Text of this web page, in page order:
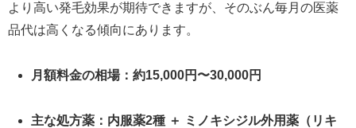
より高い発毛効果が期待できますが、そのぶん毎月の医薬
品代は高くなる傾向にあります。
月額料金の相場：約15,000円〜30,000円
主な処方薬：内服薬2種 ＋ ミノキシジル外用薬（リキ